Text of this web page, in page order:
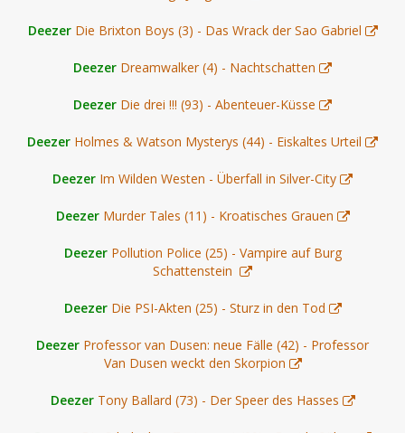
Deezer Die Brixton Boys (3) - Das Wrack der Sao Gabriel
Deezer Dreamwalker (4) - Nachtschatten
Deezer Die drei !!! (93) - Abenteuer-Küsse
Deezer Holmes & Watson Mysterys (44) - Eiskaltes Urteil
Deezer Im Wilden Westen - Überfall in Silver-City
Deezer Murder Tales (11) - Kroatisches Grauen
Deezer Pollution Police (25) - Vampire auf Burg
Schattenstein
Deezer Die PSI-Akten (25) - Sturz in den Tod
Deezer Professor van Dusen: neue Fälle (42) - Professor
Van Dusen weckt den Skorpion
Deezer Tony Ballard (73) - Der Speer des Hasses